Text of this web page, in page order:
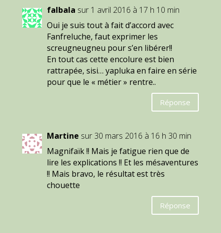
falbala sur 1 avril 2016 à 17 h 10 min
Oui je suis tout à fait d’accord avec
Fanfreluche, faut exprimer les
screugneugneu pour s’en libérer!!
En tout cas cette encolure est bien
rattrapée, sisi… yapluka en faire en série
pour que le « métier » rentre..
Réponse
Martine sur 30 mars 2016 à 16 h 30 min
Magnifaïk !! Mais je fatigue rien que de
lire les explications !! Et les mésaventures
!! Mais bravo, le résultat est très
chouette
Réponse